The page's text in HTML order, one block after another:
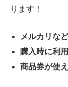
ります！
メルカリな
購入時に利
商品券が使